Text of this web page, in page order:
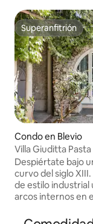
Superanfitrión
Superanfitrión
Condo en Blevio
Villa Giuditta
Despiértate bajo
curvo del siglo
de estilo industrial
arcos internos en
desde una